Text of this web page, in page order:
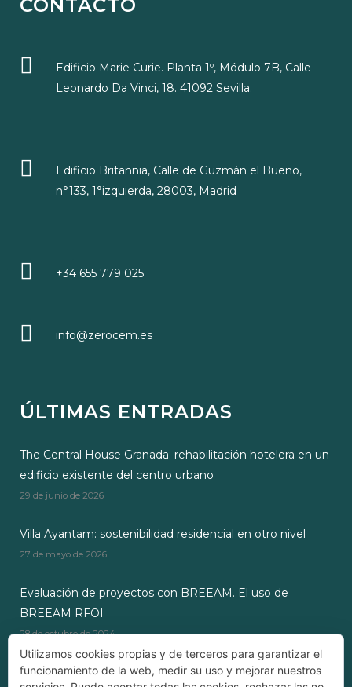
CONTACTO
Edificio Marie Curie. Planta 1º, Módulo 7B, Calle
Leonardo Da Vinci, 18. 41092 Sevilla.
Edificio Britannia, Calle de Guzmán el Bueno,
n°133, 1°izquierda, 28003, Madrid
+34 655 779 025
info@zerocem.es
ÚLTIMAS ENTRADAS
The Central House Granada: rehabilitación hotelera en un
edificio existente del centro urbano
29 de junio de 2026
Villa Ayantam: sostenibilidad residencial en otro nivel
27 de mayo de 2026
Evaluación de proyectos con BREEAM. El uso de
BREEAM RFOI
28 de octubre de 2024
Utilizamos cookies propias y de terceros para garantizar el
funcionamiento de la web, medir su uso y mejorar nuestros